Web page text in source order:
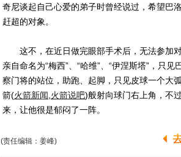
奇尼谈起自己心爱的弟子时曾经说过，希望巴
赶超的对象。
这不，在近日做完眼部手术后，无法参加对
亲自命名为“梅西”、“哈维”、“伊涅斯塔”，只
察门将的站位，助跑、起脚，只见皮球一个大
箭(火箭新闻 火箭说吧)般射向球门右上角，不
来，让他很是郁闷了一阵。
(责任编辑：姜峰)